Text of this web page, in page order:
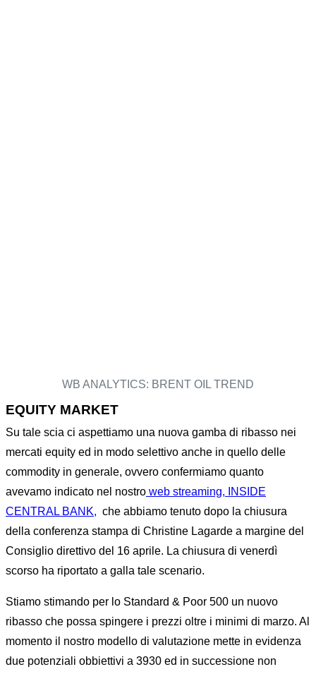
WB ANALYTICS: BRENT OIL TREND
EQUITY MARKET
Su tale scia ci aspettiamo una nuova gamba di ribasso nei
mercati equity ed in modo selettivo anche in quello delle
commodity in generale, ovvero confermiamo quanto
avevamo indicato nel nostro web streaming, INSIDE
CENTRAL BANK, che abbiamo tenuto dopo la chiusura
della conferenza stampa di Christine Lagarde a margine del
Consiglio direttivo del 16 aprile. La chiusura di venerdì
scorso ha riportato a galla tale scenario.
Stiamo stimando per lo Standard & Poor 500 un nuovo
ribasso che possa spingere i prezzi oltre i minimi di marzo. Al
momento il nostro modello di valutazione mette in evidenza
due potenziali obbiettivi a 3930 ed in successione non